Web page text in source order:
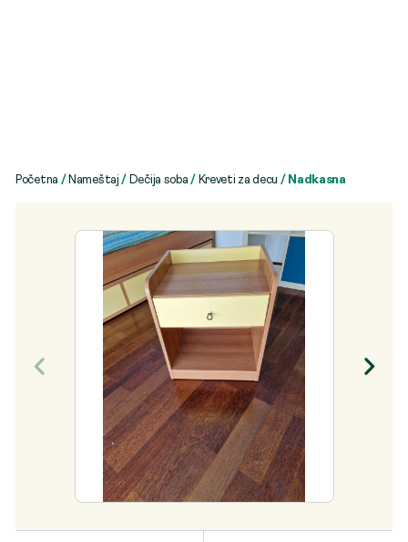
Početna / Nameštaj / Dečija soba / Kreveti za decu / Nadkasna